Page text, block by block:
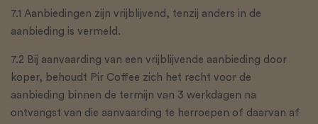
7.1 Aanbiedingen zijn vrijblijvend, tenzij anders in de
aanbieding is vermeld.
7.2 Bij aanvaarding van een vrijblijvende aanbieding door
koper, behoudt Pir Coffee zich het recht voor de
aanbieding binnen de termijn van 3 werkdagen na
ontvangst van die aanvaarding te herroepen of daarvan af